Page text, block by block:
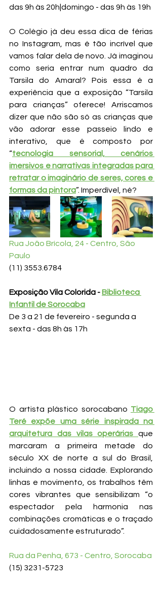
das 9h às 20h|domingo - das 9h às 19h
O Colégio já deu essa dica de férias
no Instagram, mas é tão incrível que
vamos falar dela de novo. Já imaginou
como seria entrar num quadro da
Tarsila do Amaral? Pois essa é a
experiência que a exposição “Tarsila
para crianças” oferece! Arriscamos
dizer que não são só as crianças que
vão adorar esse passeio lindo e
interativo, que é composto por
“tecnologia sensorial, cenários
imersivos e narrativas integradas para
retratar o imaginário de seres, cores e
formas da pintora”. Imperdível, né?
Rua João Brícola, 24 - Centro, São
Paulo
(11) 3553.6784
Exposição Vila Colorida - Biblioteca
Infantil de Sorocaba
De 3 a 21 de fevereiro - segunda a
sexta - das 8h às 17h
O artista plástico sorocabano Tiago
Teré expõe uma série inspirada na
arquitetura das vilas operárias que
marcaram a primeira metade do
século XX de norte a sul do Brasil,
incluindo a nossa cidade. Explorando
linhas e movimento, os trabalhos têm
cores vibrantes que sensibilizam “o
espectador pela harmonia nas
combinações cromáticas e o traçado
cuidadosamente estruturado”.
Rua da Penha, 673 - Centro, Sorocaba
(15) 3231-5723